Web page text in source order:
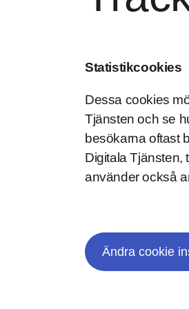
Statistikcookies
Dessa cookies
Tjänsten och se
besökarna oftast
Digitala Tjänsten,
använder också
Ändra cookie